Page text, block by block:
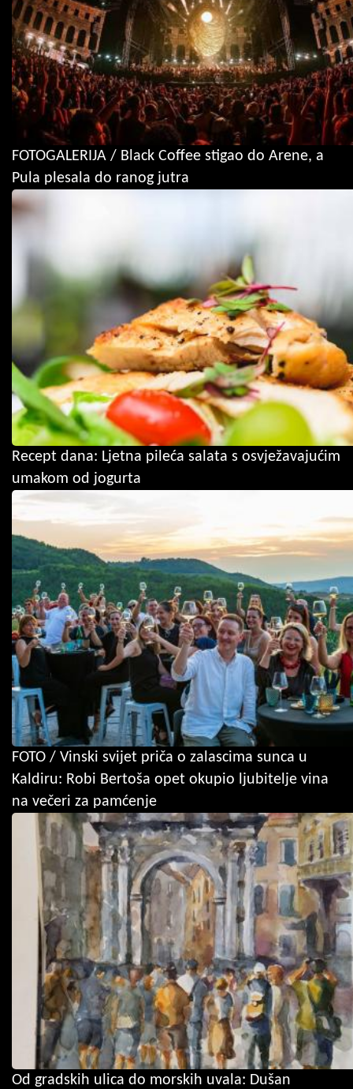
FOTOGALERIJA / Black Coffee stigao do Arene, a
Pula plesala do ranog jutra
Recept dana: Ljetna pileća salata s osvježavajućim
umakom od jogurta
FOTO / Vinski svijet priča o zalascima sunca u
Kaldiru: Robi Bertoša opet okupio ljubitelje vina
na večeri za pamćenje
Od gradskih ulica do morskih uvala: Dušan